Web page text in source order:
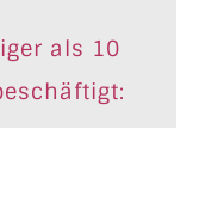
als 10